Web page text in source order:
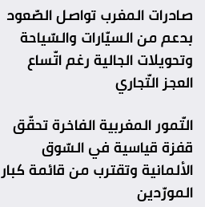
صادرات المغرب تواصل الصّعود
بدعم من السيّارات والسّياحة
وتحويلات الجالية رغم اتّساع
العجز التّجاري
التّمور المغربية الفاخرة تحقّق
قفزة قياسية في السّوق
الألمانية وتقترب من قائمة كبار
المورّدين